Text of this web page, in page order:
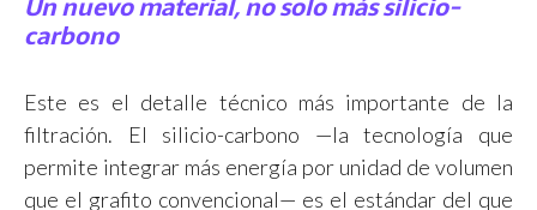
carbono
Este es el detalle técnico más importante de la
filtración. El silicio-carbono —la tecnología que
permite integrar más energía por unidad de volumen
que el grafito convencional— es el estándar del que